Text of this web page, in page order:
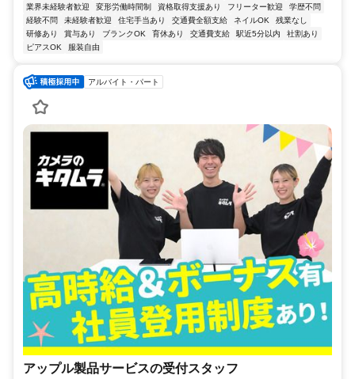
業界未経験者歓迎 変形労働時間制 資格取得支援あり フリーター歓迎
学歴不問
経験不問
未経験者歓迎 住宅手当あり 交通費全額支給 ネイルOK
残業なし
研修あり
賞与あり ブランクOK 育休あり 交通費支給 駅近5分以内
社割あり
ピアスOK
服装自由
アルバイト・パート
アップル製品サービスの受付スタッフ